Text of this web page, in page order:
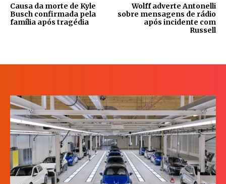
Causa da morte de Kyle
Busch confirmada pela
família após tragédia
Wolff adverte Antonelli
sobre mensagens de rádio
após incidente com
Russell